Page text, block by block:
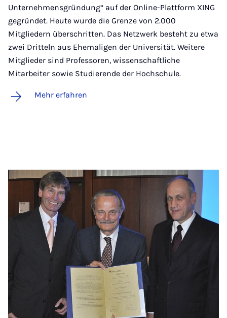
Unternehmensgründung“ auf der Online-Plattform XING
gegründet. Heute wurde die Grenze von 2.000
Mitgliedern überschritten. Das Netzwerk besteht zu etwa
zwei Dritteln aus Ehemaligen der Universität. Weitere
Mitglieder sind Professoren, wissenschaftliche
Mitarbeiter sowie Studierende der Hochschule.
Mehr erfahren